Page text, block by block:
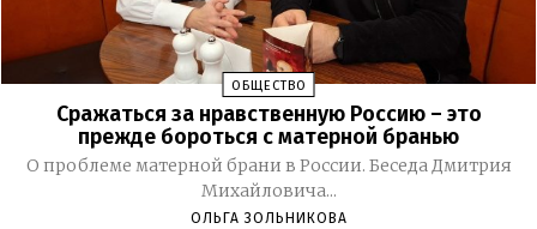
ОБЩЕСТВО
Сражаться за нравственную Россию – это
прежде бороться с матерной бранью
О проблеме матерной брани в России. Беседа Дмитрия
Михайловича...
ОЛЬГА ЗОЛЬНИКОВА